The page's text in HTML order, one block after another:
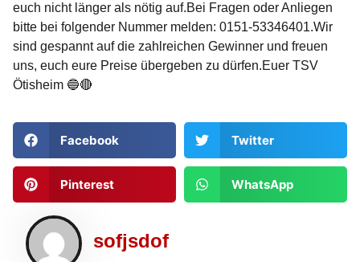
euch nicht länger als nötig auf.Bei Fragen oder Anliegen
bitte bei folgender Nummer melden: 0151-53346401.Wir
sind gespannt auf die zahlreichen Gewinner und freuen
uns, euch eure Preise übergeben zu dürfen.Euer TSV
Ötisheim 🔵🔴
Facebook Twitter
Pinterest WhatsApp
sofjsdof